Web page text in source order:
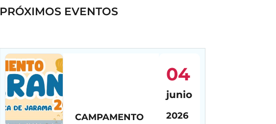
PRÓXIMOS EVENTOS
CAMPAMENTO
04
junio
2026